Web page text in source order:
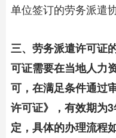
单位签订的劳务派遣
三、劳务派遣许可证
可证需要在当地人力
可，在满足条件通过
许可证》，有效期为
定，具体的办理流程